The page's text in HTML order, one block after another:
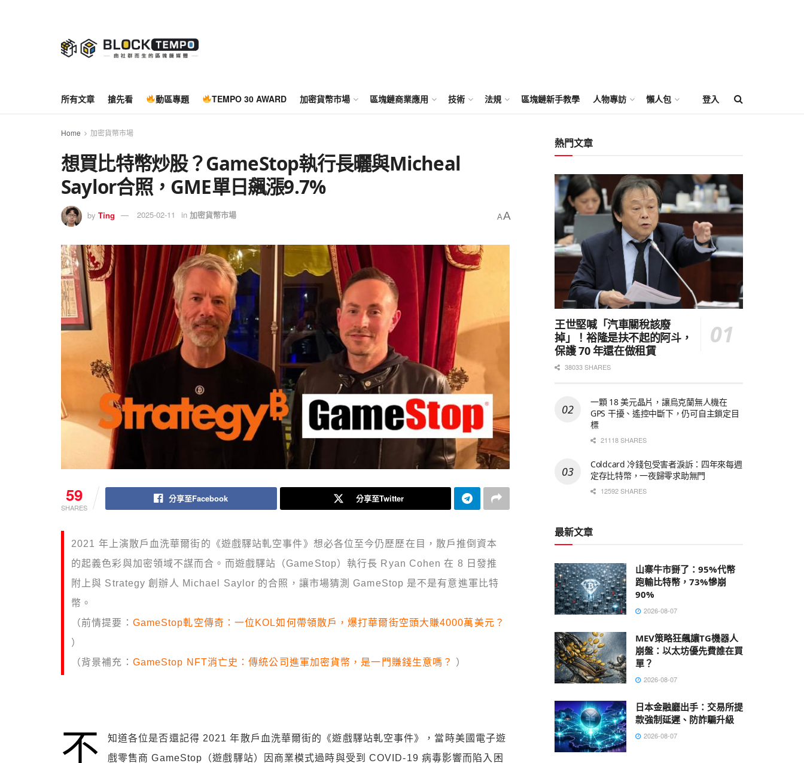
所有文章 搶先看 動區專題 TEMPO 30 AWARD 加密貨幣市場 區塊鏈商業應用 技術 法規 區塊鏈新手教學 人物專訪 懶人包 登入
Home 加密貨幣市場
想買比特幣炒股？GameStop執行長曬與Micheal
Saylor合照，GME單日飆漲9.7%
by Ting 2025-02-11 in 加密貨幣市場 AA
59
SHARES
分享至Facebook 分享至Twitter
2021 年上演散戶血洗華爾街的《遊戲驛站軋空事件》想必各位至今仍歷歷在目，散戶推倒資本
的起義色彩與加密領域不謀而合。而遊戲驛站（GameStop）執行長 Ryan Cohen 在 8 日發推
附上與 Strategy 創辦人 Michael Saylor 的合照，讓市場猜測 GameStop 是不是有意進軍比特
幣。
（前情提要： GameStop軋空傳奇：一位KOL如何帶領散戶，爆打華爾街空頭大賺4000萬美元？
）
（背景補充： GameStop NFT消亡史：傳統公司進軍加密貨幣，是一門賺錢生意嗎？ ）
不
知道各位是否還記得 2021 年散戶血洗華爾街的《遊戲驛站軋空事件》，當時美國電子遊
戲零售商 GameStop（遊戲驛站）因商業模式過時與受到 COVID-19 病毒影響而陷入困
熱門文章
王世堅喊「汽車關稅該廢
掉」！裕隆是扶不起的阿斗，
保護 70 年還在做租賃
38033 SHARES
一顆 18 美元晶片，讓烏克蘭無人機在
GPS 干擾、遙控中斷下，仍可自主鎖定目
標
21118 SHARES
Coldcard 冷錢包受害者淚訴：四年來每週
定存比特幣，一夜歸零求助無門
12592 SHARES
最新文章
山寨牛市掰了：95%代幣
跑輸比特幣，73%慘崩
90%
2026-08-07
MEV策略狂飆讓TG機器人
崩盤：以太坊優先費誰在買
單？
2026-08-07
日本金融廳出手：交易所提
款強制延遲、防詐騙升級
2026-08-07